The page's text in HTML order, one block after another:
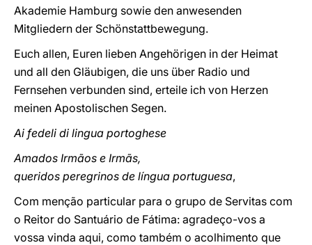
Akademie Hamburg sowie den anwesenden
Mitgliedern der Schönstattbewegung.
Euch allen, Euren lieben Angehörigen in der Heimat
und all den Gläubigen, die uns über Radio und
Fernsehen verbunden sind, erteile ich von Herzen
meinen Apostolischen Segen.
Ai fedeli di lingua portoghese
Amados Irmãos e Irmãs,
queridos peregrinos de língua portuguesa,
Com menção particular para o grupo de Servitas com
o Reitor do Santuário de Fátima: agradeço-vos a
vossa vinda aqui, como também o acolhimento que